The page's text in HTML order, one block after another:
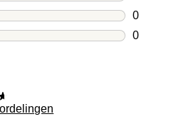
3
0
0
0